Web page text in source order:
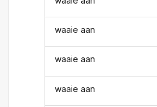
waaie aan
waaie aan
waaie aan